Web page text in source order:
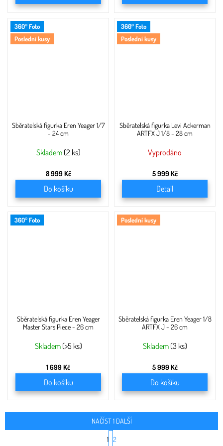
360° Foto
Poslední kusy
Sběratelská figurka Eren Yeager 1/7
- 24 cm
Skladem (2 ks)
8 999 Kč
Do košíku
360° Foto
Poslední kusy
Sběratelská figurka Levi Ackerman
ARTFX J 1/8 - 28 cm
Vyprodáno
5 999 Kč
Detail
360° Foto
Sběratelská figurka Eren Yeager
Master Stars Piece - 26 cm
Skladem (>5 ks)
1 699 Kč
Do košíku
Poslední kusy
Sběratelská figurka Eren Yeager 1/8
ARTFX J - 26 cm
Skladem (3 ks)
5 999 Kč
Do košíku
NAČÍST 1 DALŠÍ
S
t
1 2